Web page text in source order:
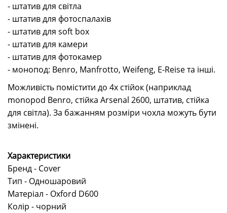
- штатив для світла
- штатив для фотоспалахів
- штатив для soft box
- штатив для камери
- штатив для фотокамер
- монопод: Benro, Manfrotto, Weifeng, E-Reise та інші.
Можливість помістити до 4х стійок (наприклад
monopod Benro, стійка Arsenal 2600, штатив, стійка
для світла). За бажанням розміри чохла можуть бути
змінені.
Характеристики
Бренд - Cover
Тип - Одношаровий
Матеріал - Oxford D600
Колір - чорний